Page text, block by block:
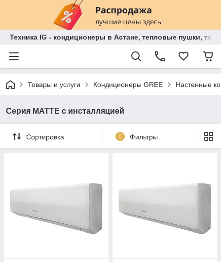
Техника IG - кондиционеры в Астане, тепловые пушки,
Товары и услуги Кондиционеры GREE Настенные
Серия MATTE с инсталляцией
Сортировка 0 Фильтры